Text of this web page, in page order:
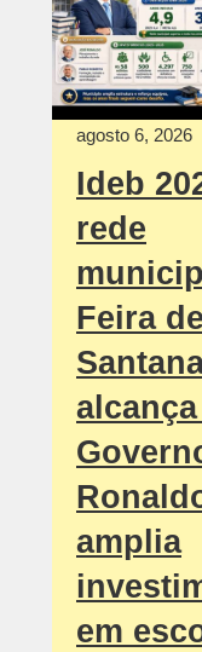
agosto 6, 2026
Ideb
rede
Feira
amplia
em